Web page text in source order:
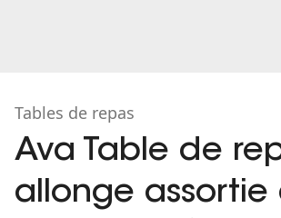
Tables de repas
Ava Table de
allonge assortie